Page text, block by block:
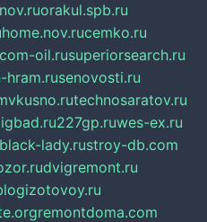
orakul.spb.ru
home.nov.rucemko.ru
oil.rusuperiorsearch.ru
hram.rusenovosti.ru
technosaratov.ru
227gp.ruwes-ex.ru
black-lady.rustroy-db.com
dvigremont.ru
remontdoma.com